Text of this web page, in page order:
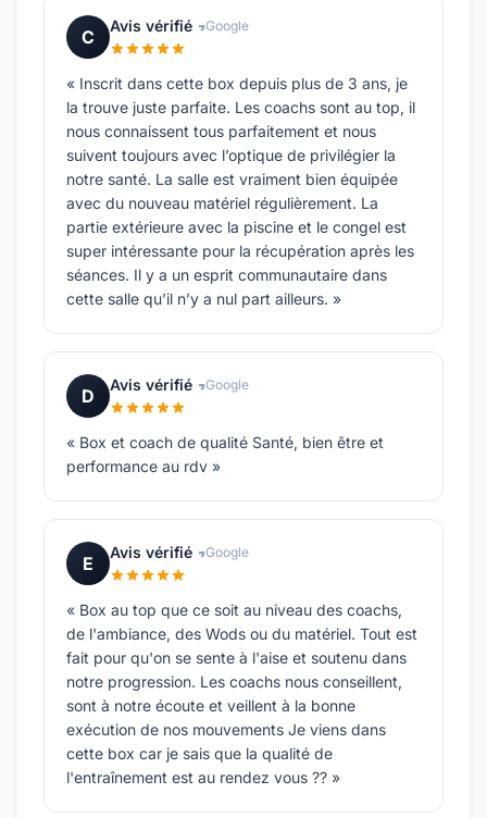
C
Avis vérifié Google
« Inscrit dans cette box depuis plus de 3 ans, je
la trouve juste parfaite. Les coachs sont au top, il
nous connaissent tous parfaitement et nous
suivent toujours avec l’optique de privilégier la
notre santé. La salle est vraiment bien équipée
avec du nouveau matériel régulièrement. La
partie extérieure avec la piscine et le congel est
super intéressante pour la récupération après les
séances. Il y a un esprit communautaire dans
cette salle qu’il n’y a nul part ailleurs. »
D
Avis vérifié Google
« Box et coach de qualité Santé, bien être et
performance au rdv »
E
Avis vérifié Google
« Box au top que ce soit au niveau des coachs,
de l'ambiance, des Wods ou du matériel. Tout est
fait pour qu'on se sente à l'aise et soutenu dans
notre progression. Les coachs nous conseillent,
sont à notre écoute et veillent à la bonne
exécution de nos mouvements Je viens dans
cette box car je sais que la qualité de
l'entraînement est au rendez vous ?? »